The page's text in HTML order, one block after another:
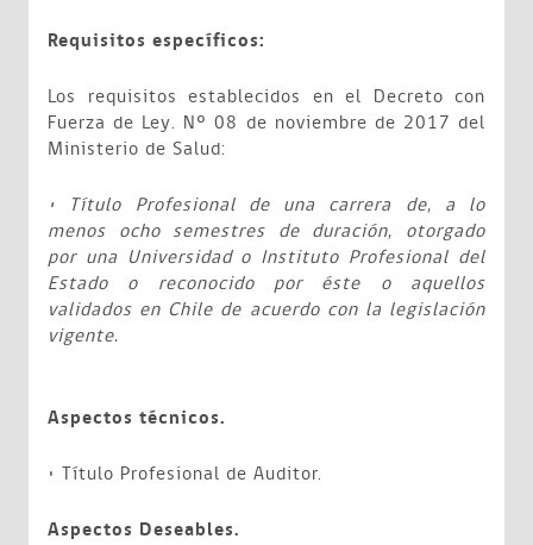
Requisitos específicos:
Los requisitos establecidos en el Decreto con
Fuerza de Ley. Nº 08 de noviembre de 2017 del
Ministerio de Salud:
• Título Profesional de una carrera de, a lo
menos ocho semestres de duración, otorgado
por una Universidad o Instituto Profesional del
Estado o reconocido por éste o aquellos
validados en Chile de acuerdo con la legislación
vigente.
Aspectos técnicos.
• Título Profesional de Auditor.
Aspectos Deseables.